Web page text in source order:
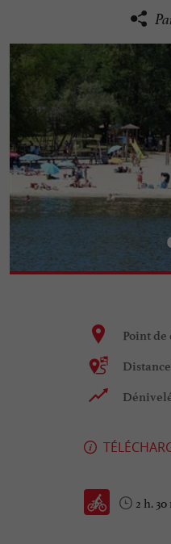
Point de
2 h.